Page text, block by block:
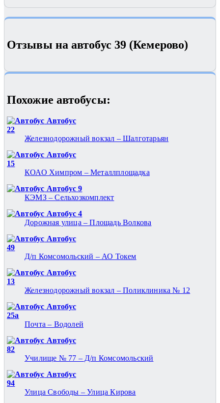
Отзывы на автобус 39 (Кемерово)
Похожие автобуcы:
Автобус
22
Железнодорожный вокзал – Шалготарьян
Автобус
15
КОАО Химпром – Металлплощадка
Автобус 9
КЭМЗ – Сельхозкомплект
Автобус 4
Дорожная улица – Площадь Волкова
Автобус
49
Д/п Комсомольский – АО Токем
Автобус
13
Железнодорожный вокзал – Поликлиника № 12
Автобус
25а
Почта – Водолей
Автобус
82
Училище № 77 – Д/п Комсомольский
Автобус
94
Улица Свободы – Улица Кирова